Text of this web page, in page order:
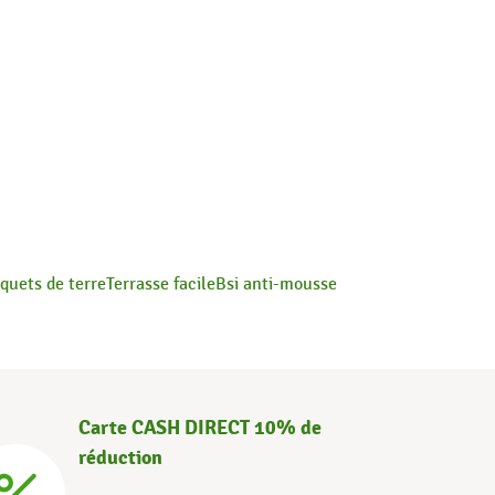
de terreTerrasse facileBsi anti-mousse
Carte CASH DIRECT 10% de
réduction